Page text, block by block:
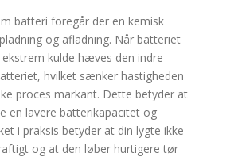
batteri foregår der en kemisk
og afladning. Når batteriet
kulde hæves den indre
hvilket sænker hastigheden
proces markant. Dette betyder at
en lavere batterikapacitet og
i praksis betyder at din lygte ikke
og at den løber hurtigere tør